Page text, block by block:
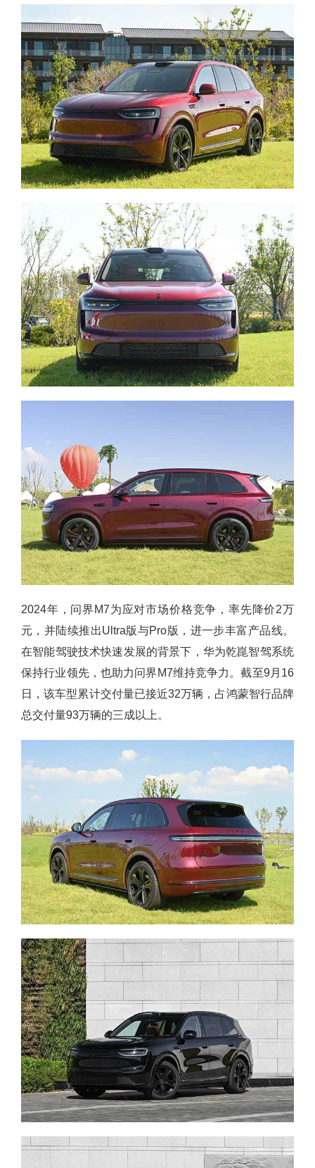
2024年，问界M7为应对市场价格竞争，率先降价2万
元，并陆续推出Ultra版与Pro版，进一步丰富产品线。
在智能驾驶技术快速发展的背景下，华为乾崑智驾系统
保持行业领先，也助力问界M7维持竞争力。截至9月16
日，该车型累计交付量已接近32万辆，占鸿蒙智行品牌
总交付量93万辆的三成以上。